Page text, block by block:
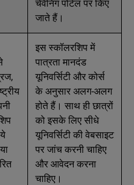
चेवेनिंग पोर्टल पर किए
जाते हैं।
इस स्कॉलरशिप में
पात्रता मानदंड
यूनिवर्सिटी और कोर्स
के अनुसार अलग-अलग
होते हैं। साथ ही छात्रों
को इसके लिए सीधे
यूनिवर्सिटी की वेबसाइट
पर जांच करनी चाहिए
और आवेदन करना
चाहिए।